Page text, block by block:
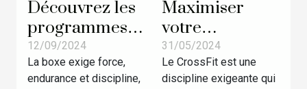
Découvrez les
programmes
sportifs les
plus complets
12/09/2024
La boxe exige force,
endurance et discipline,
Maximiser
votre
performance
en CrossFit :
31/05/2024
Le CrossFit est une
discipline exigeante qui